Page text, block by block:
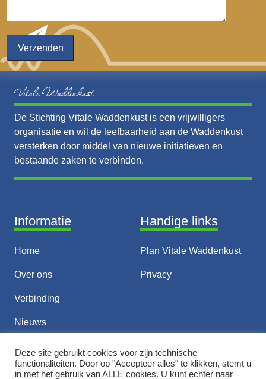
Vitale Waddenkust
De Stichting Vitale Waddenkust is een vrijwilligers
organisatie en wil de leefbaarheid aan de Waddenkust
versterken door middel van nieuwe initiatieven en
bestaande zaken te verbinden.
Informatie
Home
Over ons
Verbinding
Nieuws
Contact
Handige links
Plan Vitale Waddenkust
Privacy
Deze site gebruikt cookies voor zijn technische
functionaliteiten. Door op "Accepteer alles" te klikken, stemt u
in met het gebruik van ALLE cookies. U kunt echter naar